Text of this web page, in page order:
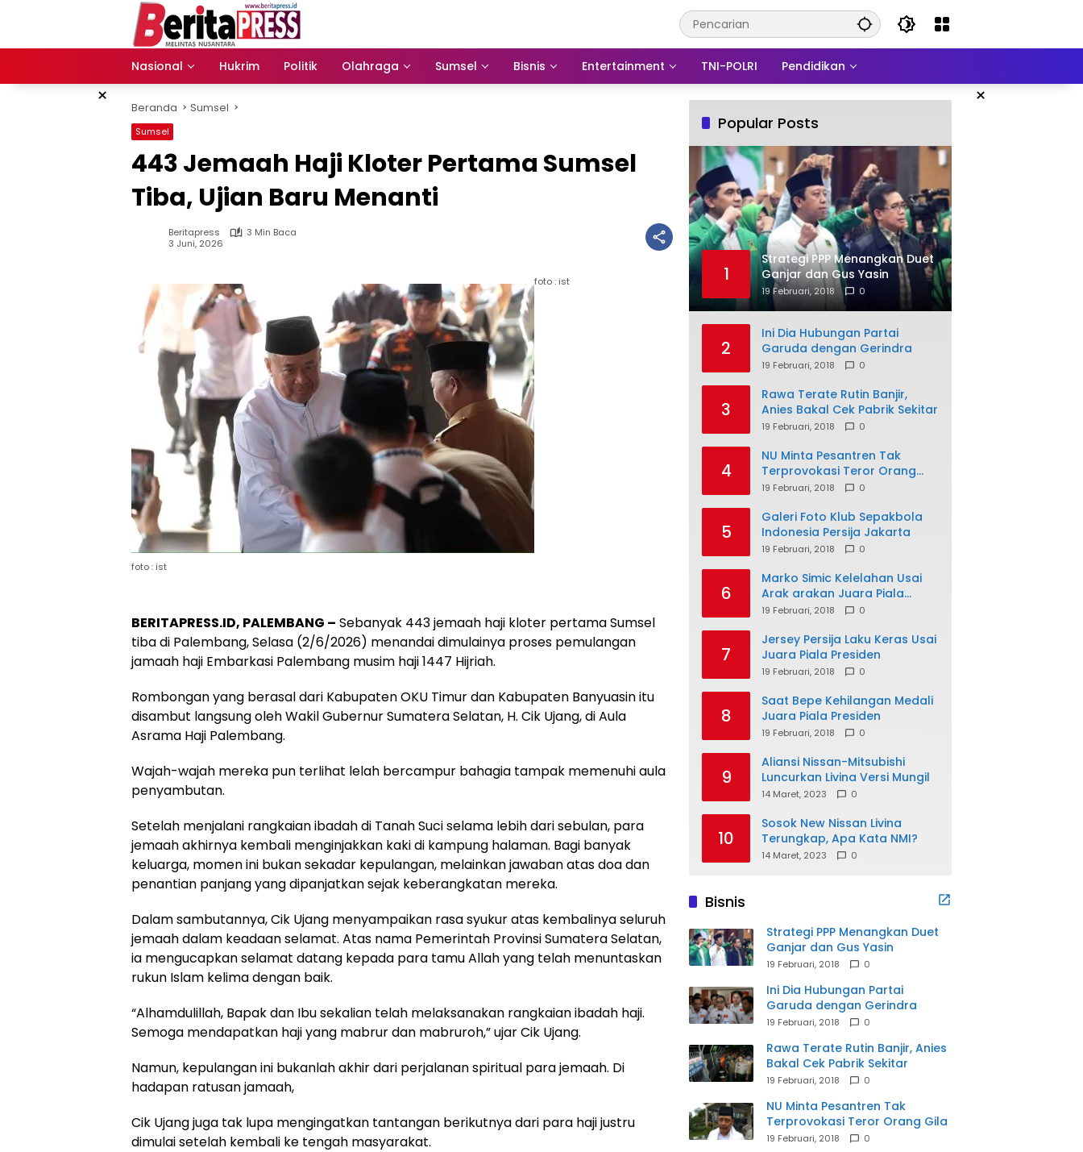
Nasional
Hukrim Politik Olahraga Sumsel Bisnis Entertainment TNI-POLRI Pendidikan
× ×
Beranda Sumsel
Sumsel
443 Jemaah Haji Kloter Pertama Sumsel
Tiba, Ujian Baru Menanti
Beritapress
3 Min Baca
3 Juni, 2026
foto : ist
foto : ist
BERITAPRESS.ID, PALEMBANG – Sebanyak 443 jemaah haji kloter pertama Sumsel
tiba di Palembang, Selasa (2/6/2026) menandai dimulainya proses pemulangan
jamaah haji Embarkasi Palembang musim haji 1447 Hijriah.
Rombongan yang berasal dari Kabupaten OKU Timur dan Kabupaten Banyuasin itu
disambut langsung oleh Wakil Gubernur Sumatera Selatan, H. Cik Ujang, di Aula
Asrama Haji Palembang.
Wajah-wajah mereka pun terlihat lelah bercampur bahagia tampak memenuhi aula
penyambutan.
Setelah menjalani rangkaian ibadah di Tanah Suci selama lebih dari sebulan, para
jemaah akhirnya kembali menginjakkan kaki di kampung halaman. Bagi banyak
keluarga, momen ini bukan sekadar kepulangan, melainkan jawaban atas doa dan
penantian panjang yang dipanjatkan sejak keberangkatan mereka.
Dalam sambutannya, Cik Ujang menyampaikan rasa syukur atas kembalinya seluruh
jemaah dalam keadaan selamat. Atas nama Pemerintah Provinsi Sumatera Selatan,
ia mengucapkan selamat datang kepada para tamu Allah yang telah menuntaskan
rukun Islam kelima dengan baik.
“Alhamdulillah, Bapak dan Ibu sekalian telah melaksanakan rangkaian ibadah haji.
Semoga mendapatkan haji yang mabrur dan mabruroh,” ujar Cik Ujang.
Namun, kepulangan ini bukanlah akhir dari perjalanan spiritual para jemaah. Di
hadapan ratusan jamaah,
Cik Ujang juga tak lupa mengingatkan tantangan berikutnya dari para haji justru
dimulai setelah kembali ke tengah masyarakat.
Popular Posts
1
Strategi PPP Menangkan Duet
Ganjar dan Gus Yasin
19 Februari, 2018 0
2
Ini Dia Hubungan Partai
Garuda dengan Gerindra
19 Februari, 2018 0
3
Rawa Terate Rutin Banjir,
Anies Bakal Cek Pabrik Sekitar
19 Februari, 2018 0
4
NU Minta Pesantren Tak
Terprovokasi Teror Orang
Gila
19 Februari, 2018 0
5
Galeri Foto Klub Sepakbola
Indonesia Persija Jakarta
19 Februari, 2018 0
6
Marko Simic Kelelahan Usai
Arak arakan Juara Piala
Presiden
19 Februari, 2018 0
7
Jersey Persija Laku Keras Usai
Juara Piala Presiden
19 Februari, 2018 0
8
Saat Bepe Kehilangan Medali
Juara Piala Presiden
19 Februari, 2018 0
9
Aliansi Nissan-Mitsubishi
Luncurkan Livina Versi Mungil
14 Maret, 2023 0
10
Sosok New Nissan Livina
Terungkap, Apa Kata NMI?
14 Maret, 2023 0
Bisnis
Strategi PPP Menangkan Duet
Ganjar dan Gus Yasin
19 Februari, 2018 0
Ini Dia Hubungan Partai
Garuda dengan Gerindra
19 Februari, 2018 0
Rawa Terate Rutin Banjir, Anies
Bakal Cek Pabrik Sekitar
19 Februari, 2018 0
NU Minta Pesantren Tak
Terprovokasi Teror Orang Gila
19 Februari, 2018 0